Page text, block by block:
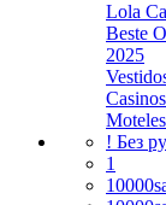
Lola
Beste
2025
! Без
1